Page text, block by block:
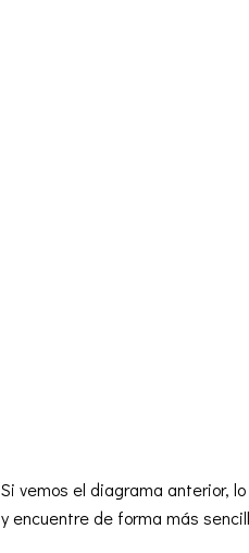
Si vemos el diagrama anterior,
y encuentre de forma más